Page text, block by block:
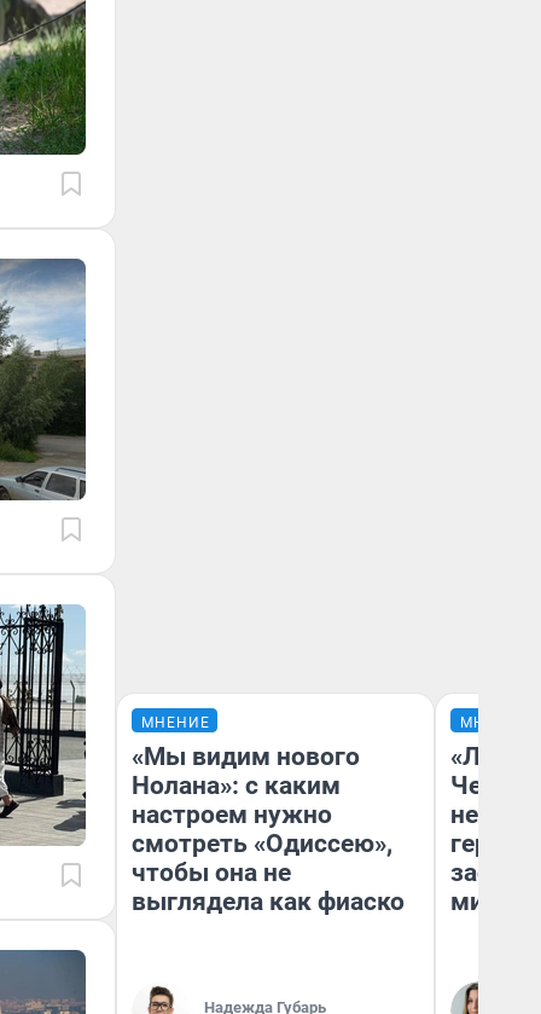
МНЕНИЕ
«Мы видим нового
Нолана»: с каким
настроем нужно
смотреть «Одиссею»,
чтобы она не
выглядела как фиаско
Надежда Губарь
МНЕНИЕ
«Люди
Чем
герои